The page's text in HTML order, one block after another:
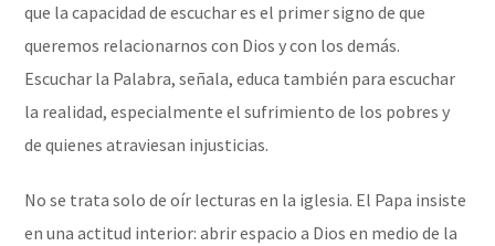
que la capacidad de escuchar es el primer signo de que
queremos relacionarnos con Dios y con los demás.
Escuchar la Palabra, señala, educa también para escuchar
la realidad, especialmente el sufrimiento de los pobres y
de quienes atraviesan injusticias.
No se trata solo de oír lecturas en la iglesia. El Papa insiste
en una actitud interior: abrir espacio a Dios en medio de la